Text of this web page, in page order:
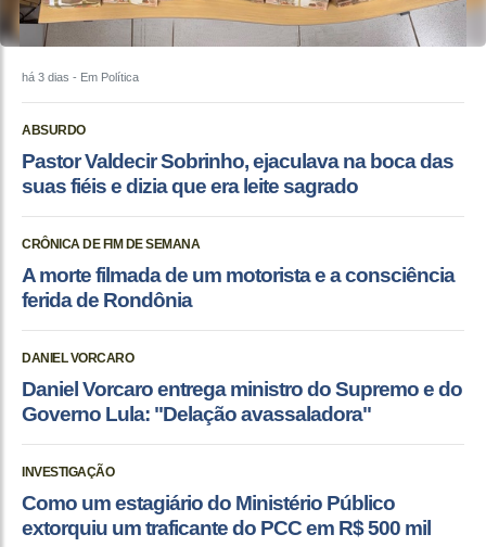
há 3 dias - Em Política
ABSURDO
Pastor Valdecir Sobrinho, ejaculava na boca das
suas fiéis e dizia que era leite sagrado
CRÔNICA DE FIM DE SEMANA
A morte filmada de um motorista e a consciência
ferida de Rondônia
DANIEL VORCARO
Daniel Vorcaro entrega ministro do Supremo e do
Governo Lula: "Delação avassaladora"
INVESTIGAÇÃO
Como um estagiário do Ministério Público
extorquiu um traficante do PCC em R$ 500 mil